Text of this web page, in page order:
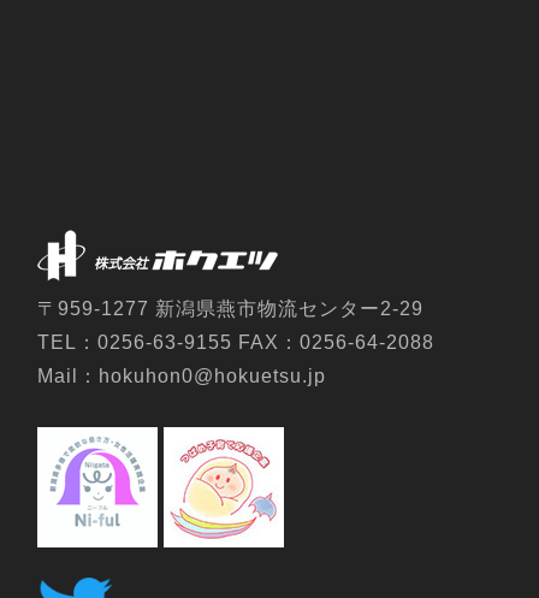
〒959-1277 新潟県燕市物流センター2-29
TEL：0256-63-9155 FAX：0256-64-2088
Mail：hokuhon0@hokuetsu.jp